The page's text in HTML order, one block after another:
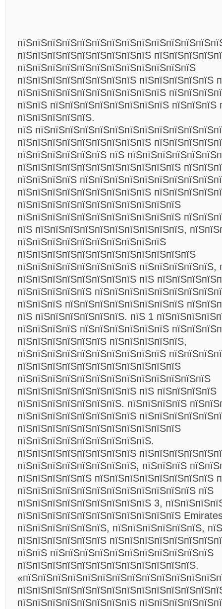
пїЅпїЅпїЅпїЅпїЅпїЅпїЅпїЅпїЅ
пїЅпїЅпїЅпїЅпїЅпїЅпїЅпїЅпїЅпїЅпїЅпїЅ
пїЅпїЅпїЅпїЅпїЅпїЅпїЅпїЅ пїЅпїЅпїЅпїЅпїЅ
пїЅпїЅпїЅпїЅпїЅпїЅпїЅпїЅпїЅпїЅ
пїЅпїЅ пїЅпїЅпїЅпїЅпїЅпїЅпїЅпїЅ пїЅпїЅпїЅ
пїЅпїЅпїЅпїЅпїЅ.
пїЅ
пїЅпїЅпїЅпїЅпїЅпїЅпїЅпїЅпїЅ
пїЅпїЅпїЅпїЅпїЅпїЅ пїЅ
пїЅпїЅпїЅпїЅпїЅпїЅпїЅпїЅпїЅпїЅпїЅ
пїЅпїЅпїЅпїЅ
пїЅпїЅпїЅпїЅпїЅпїЅпїЅпїЅпїЅ
пїЅпїЅпїЅпїЅпїЅпїЅпїЅпїЅпїЅпїЅпїЅ
пїЅпїЅпїЅпїЅпїЅпїЅпїЅпїЅпїЅпїЅпїЅ
пїЅ пїЅпїЅпїЅпїЅпїЅпїЅпїЅпїЅпїЅпїЅ,
пїЅпїЅпїЅпїЅпїЅпїЅпїЅпїЅпїЅпїЅ
пїЅпїЅпїЅпїЅпїЅпїЅпїЅпїЅпїЅпїЅпїЅпїЅ
пїЅпїЅпїЅпїЅпїЅпїЅпїЅпїЅ пїЅпїЅпїЅпїЅпїЅ,
пїЅпїЅпїЅпїЅпїЅпїЅпїЅпїЅ пїЅ
пїЅпїЅпїЅпїЅпїЅ
пїЅпїЅпїЅ пїЅпїЅпїЅпїЅпїЅпїЅпїЅпїЅ
пїЅ пїЅпїЅпїЅпїЅпїЅпїЅ. пїЅ 1
пїЅпїЅпїЅпїЅ пїЅпїЅпїЅпїЅпїЅпїЅ
пїЅпїЅпїЅпїЅпїЅпїЅ пїЅпїЅпїЅпїЅпїЅ,
пїЅпїЅпїЅпїЅпїЅпїЅпїЅпїЅпїЅпїЅ
пїЅпїЅпїЅпїЅпїЅпїЅпїЅпїЅпїЅпїЅпїЅ
пїЅпїЅпїЅпїЅпїЅпїЅпїЅпїЅпїЅпїЅпїЅпїЅпїЅ
пїЅпїЅпїЅпїЅпїЅпїЅпїЅпїЅ пїЅ пїЅпїЅпїЅпїЅ
пїЅпїЅпїЅпїЅпїЅпїЅпїЅ. пїЅпїЅпїЅпїЅ
пїЅпїЅпїЅпїЅпїЅпїЅпїЅпїЅ
пїЅпїЅпїЅпїЅпїЅпїЅпїЅпїЅпїЅпїЅпїЅ
пїЅпїЅпїЅпїЅпїЅпїЅпїЅпїЅпїЅ.
пїЅпїЅпїЅпїЅпїЅпїЅпїЅпїЅ
пїЅпїЅпїЅпїЅпїЅпїЅпїЅпїЅ, пїЅпїЅпїЅ
пїЅпїЅпїЅпїЅпїЅ пїЅпїЅпїЅпїЅпїЅпїЅпїЅпїЅ
пїЅпїЅпїЅпїЅпїЅпїЅпїЅпїЅпїЅпїЅпїЅпїЅ пїЅ
пїЅпїЅпїЅпїЅпїЅпїЅпїЅпїЅпїЅ 3,
пїЅпїЅпїЅпїЅпїЅпїЅпїЅпїЅпїЅпїЅпїЅ
пїЅпїЅпїЅпїЅпїЅпїЅ, пїЅпїЅпїЅпїЅпїЅпїЅ,
пїЅпїЅпїЅпїЅпїЅпїЅ
пїЅпїЅ пїЅпїЅпїЅпїЅпїЅпїЅпїЅпїЅпїЅпїЅпїЅ
пїЅпїЅпїЅпїЅпїЅпїЅпїЅпїЅпїЅпїЅпїЅпїЅ.
пїЅпїЅпїЅпїЅпїЅпїЅпїЅпїЅ